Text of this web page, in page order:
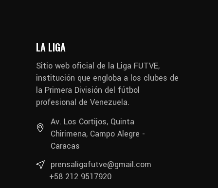
LA LIGA
Sitio web oficial de la Liga FUTVE,
institución que engloba a los clubes de
la Primera División del fútbol
profesional de Venezuela.
Av. Los Cortijos, Quinta
Chirimena, Campo Alegre -
Caracas
prensaligafutve@gmail.com
+58 212 9517920